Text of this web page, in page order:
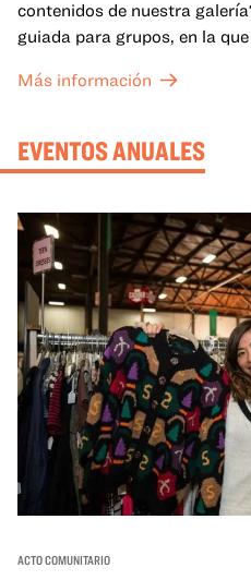
contenidos de nuestra
guiada para grupos, en la
mejor lo que se expone en las
Más información
EVENTOS ANUALES
ACTO COMUNITARIO